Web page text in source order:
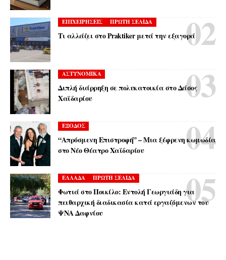
ΕΠΙΧΕΙΡΗΣΕΙΣ ΠΡΩΤΗ ΣΕΛΙΔΑ
Τι αλλάζει στο Praktiker μετά την εξαγορά
ΑΣΤΥΝΟΜΙΚΑ
Διπλή διάρρηξη σε πολυκατοικία στο Δάσος
Χαϊδαρίου
ΕΞΟΔΟΣ
“Απρόσμενη Επιστροφή” – Μια ξέφρενη κωμωδία
στο Νέο Θέατρο Χαϊδαρίου
ΕΛΛΑΔΑ ΠΡΩΤΗ ΣΕΛΙΔΑ
Φωτιά στο Ποικίλο: Εντολή Γεωργιάδη για
πειθαρχική διαδικασία κατά εργαζόμενων του
ΨΝΑ Δαφνίου